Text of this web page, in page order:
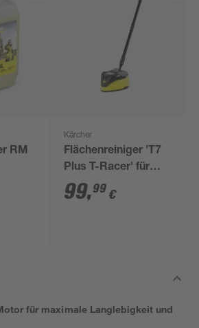
RM
Kärcher
Flächenreiniger 'T7
Plus T-Racer' für
Hochdruckreiniger K4
bis K7
99,99 €
für maximale Langlebigkeit und